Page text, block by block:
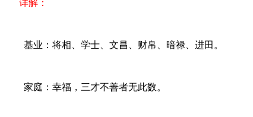
详解：
基业：将相、学士、文昌、财帛、暗禄、进田。
家庭：幸福，三才不善者无此数。